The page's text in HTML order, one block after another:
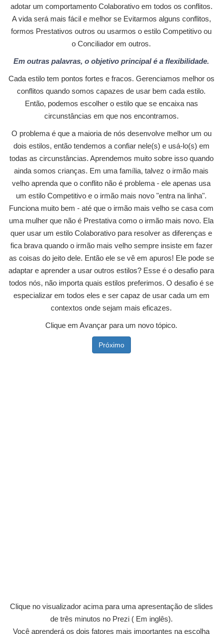
adotar um comportamento Colaborativo em todos os conflitos.
A vida será mais fácil e melhor se Evitarmos alguns conflitos,
formos Prestativos outros ou usarmos o estilo Competitivo ou
o Conciliador em outros.
Em outras palavras, o objetivo principal é a flexibilidade.
Cada estilo tem pontos fortes e fracos. Gerenciamos melhor os
conflitos quando somos capazes de usar bem cada estilo.
Então, podemos escolher o estilo que se encaixa nas
circunstâncias em que nos encontramos.
O problema é que a maioria de nós desenvolve melhor um ou
dois estilos, então tendemos a confiar nele(s) e usá-lo(s) em
todas as circunstâncias. Aprendemos muito sobre isso quando
ainda somos crianças. Em uma família, talvez o irmão mais
velho aprenda que o conflito não é problema - ele apenas usa
um estilo Competitivo e o irmão mais novo "entra na linha".
Funciona muito bem - até que o irmão mais velho se casa com
uma mulher que não é Prestativa como o irmão mais novo. Ela
quer usar um estilo Colaborativo para resolver as diferenças e
fica brava quando o irmão mais velho sempre insiste em fazer
as coisas do jeito dele. Então ele se vê em apuros! Ele pode se
adaptar e aprender a usar outros estilos? Esse é o desafio para
todos nós, não importa quais estilos preferimos. O desafio é se
especializar em todos eles e ser capaz de usar cada um em
contextos onde sejam mais eficazes.
Clique em Avançar para um novo tópico.
Próximo
Clique no visualizador acima para uma apresentação de slides
de três minutos no Prezi ( Em inglês).
Você aprenderá os dois fatores mais importantes na escolha